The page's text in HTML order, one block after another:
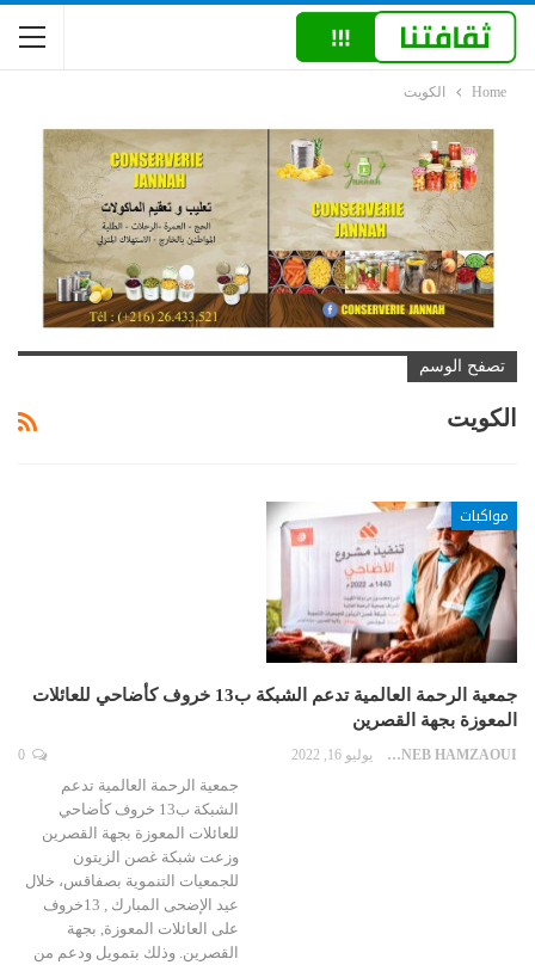
Home الكويت
تصفح الوسم
الكويت
مواكبات
جمعية الرحمة العالمية تدعم الشبكة ب13 خروف كأضاحي للعائلات
المعوزة بجهة القصرين
ZAYNEB HAMZAOUI يوليو 16, 2022
جمعية الرحمة العالمية تدعم
الشبكة ب13 خروف كأضاحي
للعائلات المعوزة بجهة القصرين
وزعت شبكة غصن الزيتون
للجمعيات التنموية بصفاقس، خلال
عيد الإضحى المبارك , 13خروف
على العائلات المعوزة, بجهة
القصرين. وذلك بتمويل ودعم من